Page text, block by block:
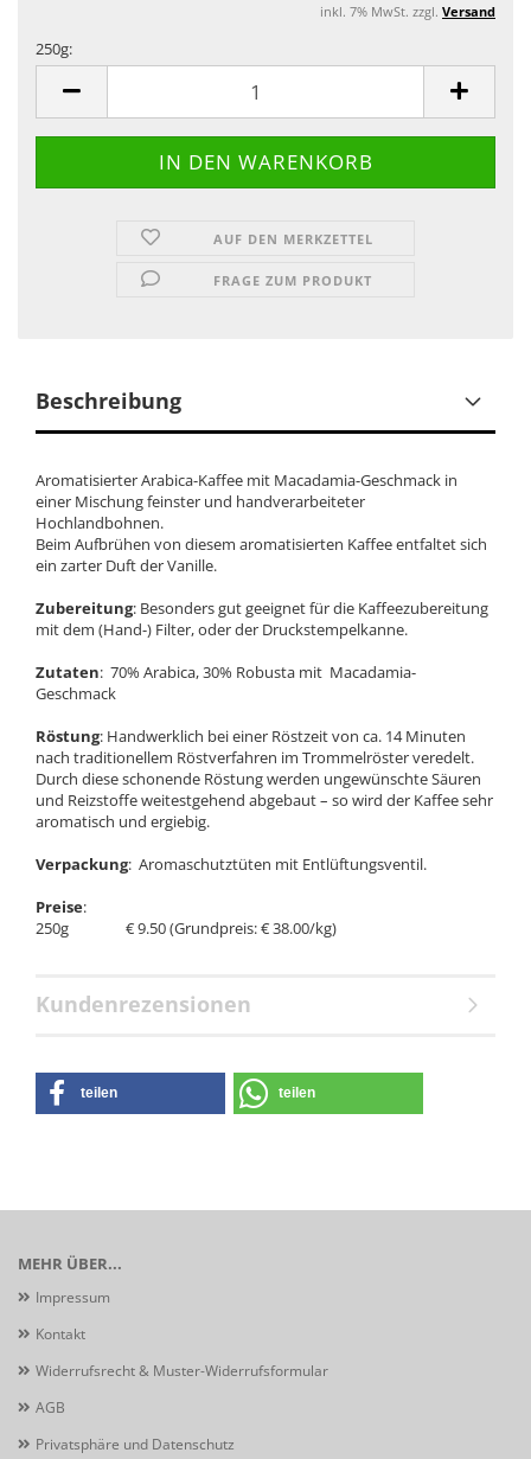
inkl. 7% MwSt. zzgl. Versand
250g:
AUF DEN MERKZETTEL
FRAGE ZUM PRODUKT
Beschreibung
Aromatisierter Arabica-Kaffee mit Macadamia-Geschmack in
einer Mischung feinster und handverarbeiteter
Hochlandbohnen.
Beim Aufbrühen von diesem aromatisierten Kaffee entfaltet sich
ein zarter Duft der Vanille.
Zubereitung: Besonders gut geeignet für die Kaffeezubereitung
mit dem (Hand-) Filter, oder der Druckstempelkanne.
Zutaten: 70% Arabica, 30% Robusta mit Macadamia-
Geschmack
Röstung: Handwerklich bei einer Röstzeit von ca. 14 Minuten
nach traditionellem Röstverfahren im Trommelröster veredelt.
Durch diese schonende Röstung werden ungewünschte Säuren
und Reizstoffe weitestgehend abgebaut – so wird der Kaffee sehr
aromatisch und ergiebig.
Verpackung: Aromaschutztüten mit Entlüftungsventil.
Preise:
250g € 9.50 (Grundpreis: € 38.00/kg)
Kundenrezensionen
teilen teilen
MEHR ÜBER...
Impressum
Kontakt
Widerrufsrecht & Muster-Widerrufsformular
AGB
Privatsphäre und Datenschutz